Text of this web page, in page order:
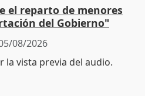
el reparto de menores
del Gobierno"
08/2026